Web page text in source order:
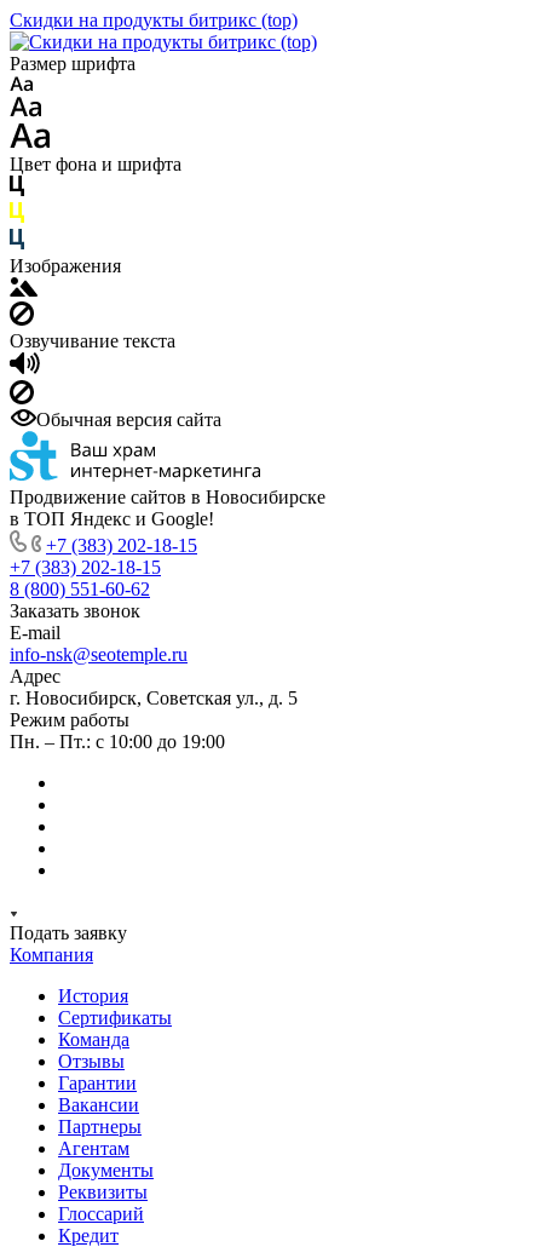
Скидки на продукты битрикс (top)
Размер шрифта
Цвет фона и шрифта
Изображения
Озвучивание текста
Обычная версия сайта
Продвижение сайтов в Новосибирске
в ТОП Яндекс и Google!
+7 (383) 202-18-15
+7 (383) 202-18-15
8 (800) 551-60-62
Заказать звонок
E-mail
info-nsk@seotemple.ru
Адрес
г. Новосибирск, Советская ул., д. 5
Режим работы
Пн. – Пт.: с 10:00 до 19:00
Подать заявку
Компания
История
Сертификаты
Команда
Отзывы
Гарантии
Вакансии
Партнеры
Агентам
Документы
Реквизиты
Глоссарий
Кредит